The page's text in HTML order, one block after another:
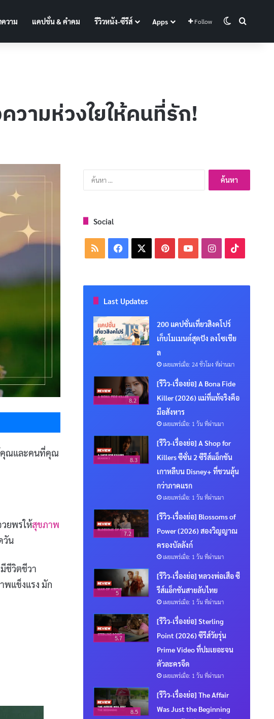
วาม แคปชั่น & คำคม รีวิวหนัง-ซีรีส์ Apps Follow Switch skin
ามห่วงใยให้คนที่รัก!
Messenger
คุณและคนที่คุณ
ยพรให้สุขภาพ
วัน
ชีวิตชีวา
แข็งแรง มัก
ค้นหา
สำหรับ:
Social
RSS Facebook PinterestYouTubeInstagram
Last Updates
200 แคปชั่นเที่ยวสิงคโปร์
เก็บโมเมนต์สุดปัง ลงโซเชีย
ล
เผยแพร่เมื่อ: 24 ชั่วโมง ที่ผ่านมา
8.2
[รีวิว-เรื่องย่อ] A Bona Fide
Killer (2026) แม่ที่แท้จริงคือ
มือสังหาร
เผยแพร่เมื่อ: 1 วัน ที่ผ่านมา
8.3
[รีวิว-เรื่องย่อ] A Shop for
Killers ซีซั่น 2 ซีรีส์แอ็กชัน
เกาหลีบน Disney+ ที่ชวนลุ้น
กว่าภาคแรก
เผยแพร่เมื่อ: 1 วัน ที่ผ่านมา
7.2
[รีวิว-เรื่องย่อ] Blossoms of
Power (2026) สองวิญญาณ
ครองบัลลังก์
เผยแพร่เมื่อ: 1 วัน ที่ผ่านมา
5
[รีวิว-เรื่องย่อ] หลวงพ่อเสือ ซี
รีส์แอ็กชันสายลับไทย
เผยแพร่เมื่อ: 1 วัน ที่ผ่านมา
5.7
[รีวิว-เรื่องย่อ] Sterling
Point (2026) ซีรีส์วัยรุ่น
Prime Video ที่ปมเยอะจน
ตัวละครจืด
เผยแพร่เมื่อ: 1 วัน ที่ผ่านมา
8.5
[รีวิว-เรื่องย่อ] The Affair
Was Just the Beginning